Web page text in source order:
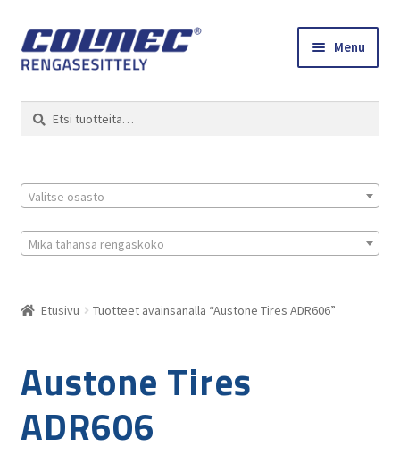
Skip
to
Skip
to
Menu
Colmec
0 tuotetta tarjouspyynnössä
Etsi:
Haku
Valitse osasto
Mikä tahansa rengaskoko
Etusivu Tuotteet avainsanalla “Austone Tires ADR606”
Austone Tires
ADR606